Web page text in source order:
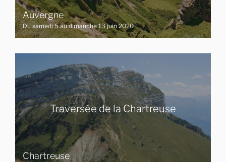
Auvergne
Du samedi 5 au dimanche 13 juin 2020
Traversée de la Chartreuse
Chartreuse